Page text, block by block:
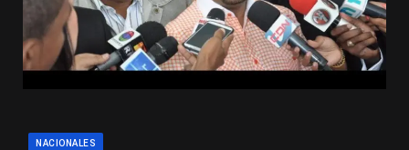
NACIONALES